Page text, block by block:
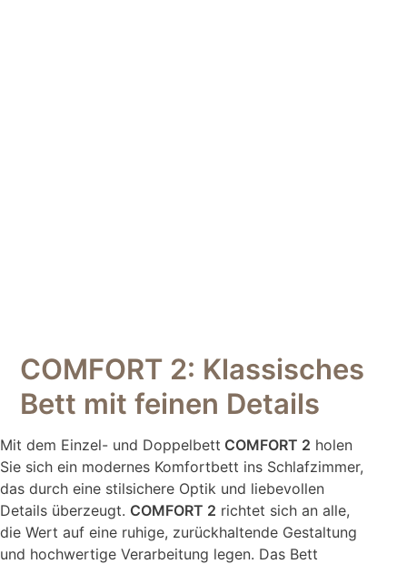
COMFORT 2: Klassisches
Bett mit feinen Details
Mit dem Einzel- und Doppelbett COMFORT 2 holen
Sie sich ein modernes Komfortbett ins Schlafzimmer,
das durch eine stilsichere Optik und liebevollen
Details überzeugt. COMFORT 2 richtet sich an alle,
die Wert auf eine ruhige, zurückhaltende Gestaltung
und hochwertige Verarbeitung legen. Das Bett